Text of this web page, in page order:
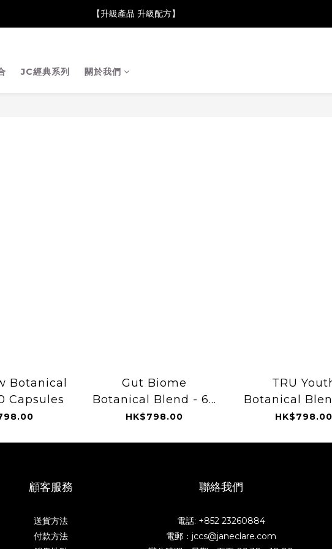
康膚薈在iida Award Milan 2024 Professional Award 勇奪金獎】
【升級產品 升級配方】
JC經典系列 關於我們
Botanical
Capsules
Gut Biome
Botanical Blend - 60
Capsules
HK$798.00
TRU
Botanical
Capsules)
HK$798.00
顧客服務
送貨方法
付款方法
聯絡我們
電話: +852 23260884
電郵：jccs@janeclare.com